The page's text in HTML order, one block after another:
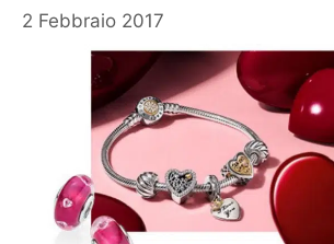
2 Febbraio 2017